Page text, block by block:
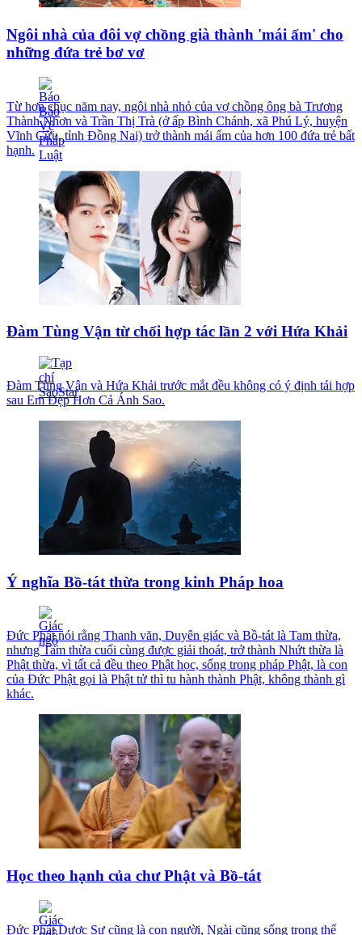
Ngôi nhà của đôi vợ chồng già thành 'mái ấm' cho
những đứa trẻ bơ vơ
Từ hơn chục năm nay, ngôi nhà nhỏ của vợ chồng ông bà Trương
Thành Nhơn và Trần Thị Trà (ở ấp Bình Chánh, xã Phú Lý, huyện
Vĩnh Cửu, tỉnh Đồng Nai) trở thành mái ấm của hơn 100 đứa trẻ bất
hạnh.
Đàm Tùng Vận từ chối hợp tác lần 2 với Hứa Khải
Đàm Tùng Vận và Hứa Khải trước mắt đều không có ý định tái hợp
sau Em Đẹp Hơn Cả Ánh Sao.
Ý nghĩa Bồ-tát thừa trong kinh Pháp hoa
Đức Phật nói rằng Thanh văn, Duyên giác và Bồ-tát là Tam thừa,
nhưng Tam thừa cuối cùng được giải thoát, trở thành Nhứt thừa là
Phật thừa, vì tất cả đều theo Phật học, sống trong pháp Phật, là con
của Đức Phật gọi là Phật tử thì tu hành thành Phật, không thành gì
khác.
Học theo hạnh của chư Phật và Bồ-tát
Đức Phật Dược Sư cũng là con người, Ngài cũng sống trong thế